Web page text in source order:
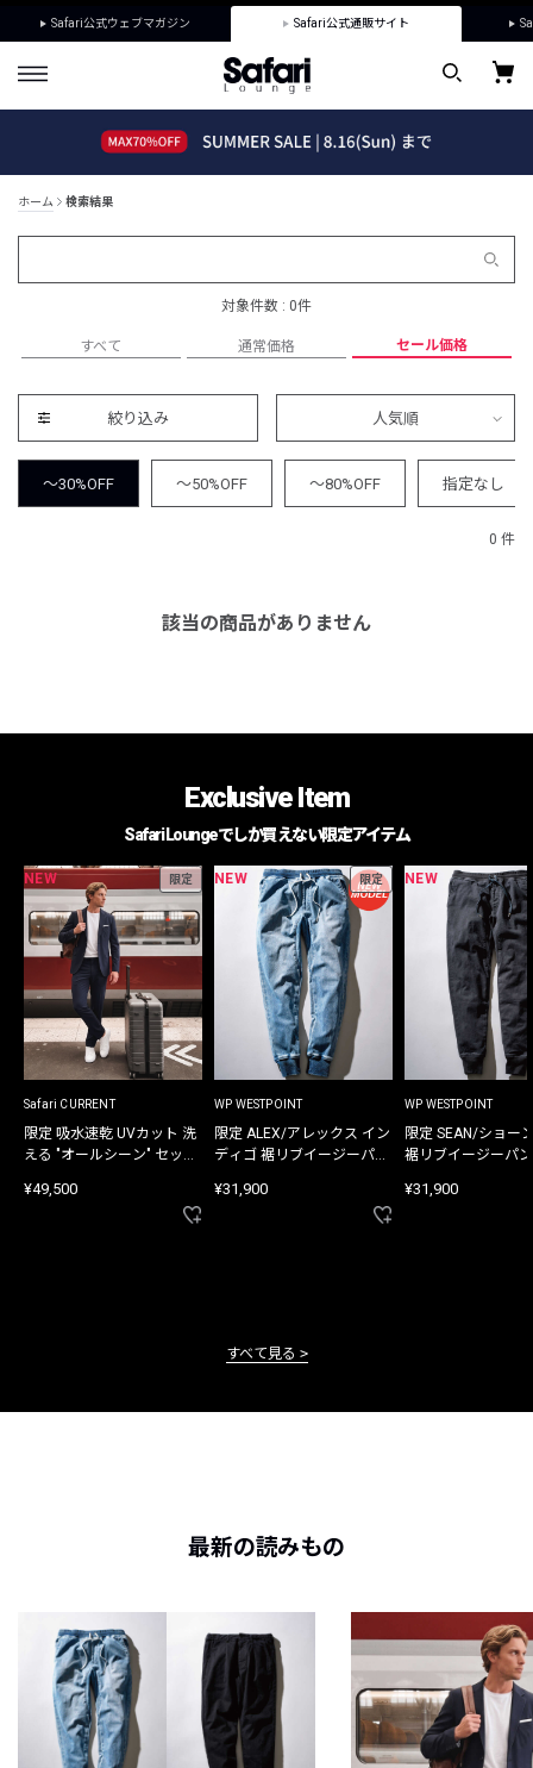
Safari公式ウェブマガジン Safari公式通販サイト
ホーム 検索結果
対象件数 : 0件
すべて 通常価格 セール価格
絞り込み 人気順
～30%OFF ～50%OFF ～80%OFF 指定なし
0 件
該当の商品がありません
Exclusive Item
Safari Loungeでしか買えない限定アイテム
NEW 限定
Safari CURRENT
限定 吸水速乾 UVカット 洗
える "オールシーン" セット
¥49,500
NEW 限定
WP WESTPOINT
限定 ALEX/アレックス イン
ディゴ 裾リブイージーパン
¥31,900
NEW
WP WESTPOINT
限定 SEAN/ショー
裾リブイージーパ
¥31,900
すべて見る
最新の読みもの